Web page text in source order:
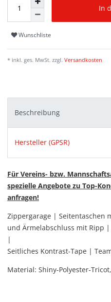
In
Wunschliste
* inkl. ges. MwSt. zzgl. Versandkosten
Beschreibung
Hersteller (GPSR)
Für Vereins- bzw.
spezielle Angebote zu Top-
anfragen!
Zippergarage | Seitentaschen
und Ärmelabschluss mit Ripp
|
Seitliches Kontrast-Tape |
Material: Shiny-Polyester-Tricot,